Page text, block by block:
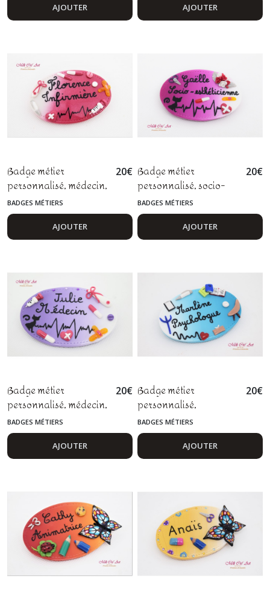
de santé et petite
enfance, licorne fimo
AJOUTER AJOUTER
Badge métier
personnalisé, médecin,
infirmière, aide-
soignante, docteur,
pâte polymère fimo
20€
BADGES MÉTIERS
AJOUTER
Badge métier
personnalisé, socio-
esthéticienne,
maquilleuse,
conseillère beauté,
coiffeuse, pâte
20€
BADGES MÉTIERS
AJOUTER
Badge métier
personnalisé, médecin,
infirmier, aide-
soignant, docteur, pâte
polymère fimo
20€
BADGES MÉTIERS
AJOUTER
Badge métier
personnalisé,
psychologue,
psychiatre, fimo
20€
BADGES MÉTIERS
AJOUTER